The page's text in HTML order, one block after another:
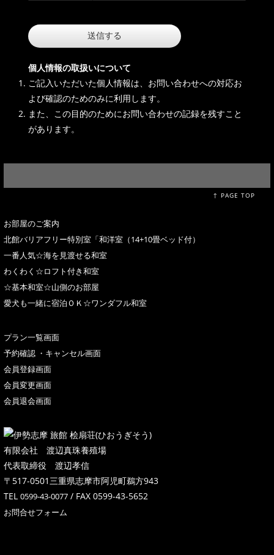
個人情報の取扱いについて
ご記入いただいた個人情報は、お問い合わせへの対応お
よび確認のためのみに利用します。
また、この目的のためにお問い合わせの記録を残すこと
があります。
↑ PAGE TOP
お部屋のご案内
北館バリアフリー特別室「和洋室（14+10畳ベッド付）
一番人気☆海を見渡せる和室
わくわく☆ロフト付き和室
☆基本和室☆山側のお部屋
愛犬も一緒に宿泊ＯＫ☆ワンダフル和室
プラン一覧画面
予約確認 ・キャンセル画面
会員登録画面
会員変更画面
会員退会画面
有限会社 渡辺真珠養殖場
代表取締役 渡辺孝信
〒517-0501三重県志摩市阿児町鵜方943
TEL 0599-43-0077 / FAX 0599-43-5652
お問合せフォーム